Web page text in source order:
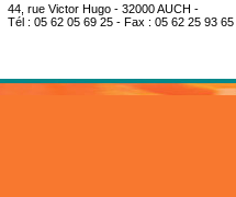
44, rue Victor Hugo - 32000 AUCH -
Tél : 05 62 05 69 25 - Fax : 05 62 25 93